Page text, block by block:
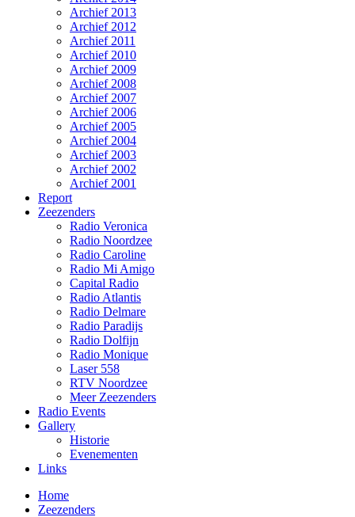
Archief 2013
Archief 2012
Archief 2011
Archief 2010
Archief 2009
Archief 2008
Archief 2007
Archief 2006
Archief 2005
Archief 2004
Archief 2003
Archief 2002
Archief 2001
Report
Zeezenders
Radio Veronica
Radio Noordzee
Radio Caroline
Radio Mi Amigo
Capital Radio
Radio Atlantis
Radio Delmare
Radio Paradijs
Radio Dolfijn
Radio Monique
Laser 558
RTV Noordzee
Meer Zeezenders
Radio Events
Gallery
Historie
Evenementen
Links
Home
Zeezenders